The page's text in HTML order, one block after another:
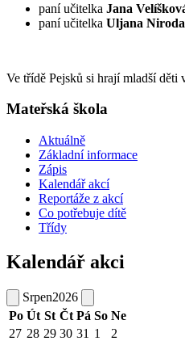
paní učitelka Jana
paní učitelka Uljana Niroda
Ve třídě Pejsků si hrají mladší děti
Mateřská škola
Aktuálně
Základní informace
Zápis
Kalendář akcí
Reportáže z akcí
Co potřebuje dítě
Třídy
Kalendář akci
Srpen2026
Po Út St Čt Pá So Ne
27 28 29 30 31 1
2